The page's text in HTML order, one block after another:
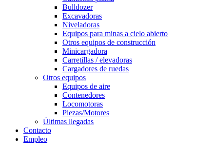
Bulldozer
Excavadoras
Niveladoras
Equipos para minas a cielo abierto
Otros equipos de construcción
Minicargadora
Carretillas / elevadoras
Cargadores de ruedas
Otros equipos
Equipos de aire
Contenedores
Locomotoras
Piezas/Motores
Últimas llegadas
Contacto
Empleo